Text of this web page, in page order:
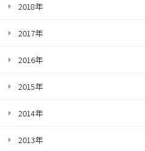
2018年
2017年
2016年
2015年
2014年
2013年